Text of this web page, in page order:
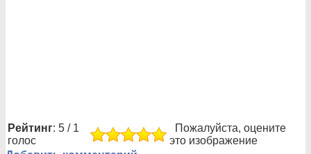
Рейтинг: 5 / 1
голос
Пожалуйста, оцените
это изображение